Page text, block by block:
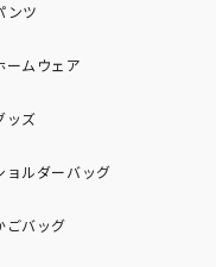
ンツ
ームウェア
ッズ
ョルダーバッグ
ごバッグ